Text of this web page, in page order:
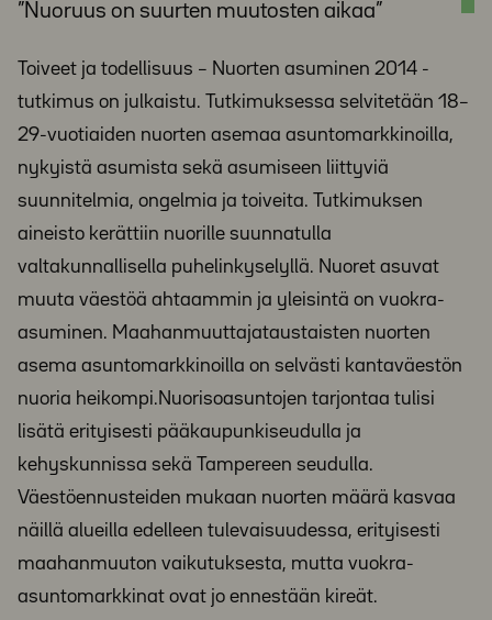
”Nuoruus on suurten muutosten aikaa”
Toiveet ja todellisuus – Nuorten asuminen 2014 -
tutkimus on julkaistu. Tutkimuksessa selvitetään 18–
29-vuotiaiden nuorten asemaa asuntomarkkinoilla,
nykyistä asumista sekä asumiseen liittyviä
suunnitelmia, ongelmia ja toiveita. Tutkimuksen
aineisto kerättiin nuorille suunnatulla
valtakunnallisella puhelinkyselyllä. Nuoret asuvat
muuta väestöä ahtaammin ja yleisintä on vuokra-
asuminen. Maahanmuuttajataustaisten nuorten
asema asuntomarkkinoilla on selvästi kantaväestön
nuoria heikompi.Nuorisoasuntojen tarjontaa tulisi
lisätä erityisesti pääkaupunkiseudulla ja
kehyskunnissa sekä Tampereen seudulla.
Väestöennusteiden mukaan nuorten määrä kasvaa
näillä alueilla edelleen tulevaisuudessa, erityisesti
maahanmuuton vaikutuksesta, mutta vuokra-
asuntomarkkinat ovat jo ennestään kireät.